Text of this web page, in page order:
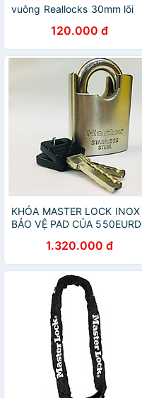
vuông Reallocks 30mm lõi
mã chìa khác nhau
120.000 đ
KHÓA MASTER LOCK INOX
BẢO VỆ PAD CỦA 550EURD
1.320.000 đ